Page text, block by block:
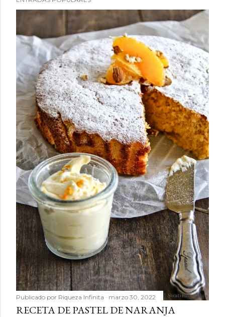
Publicado por Riqueza Infinita marzo 30, 2022
RECETA DE PASTEL DE NARANJA